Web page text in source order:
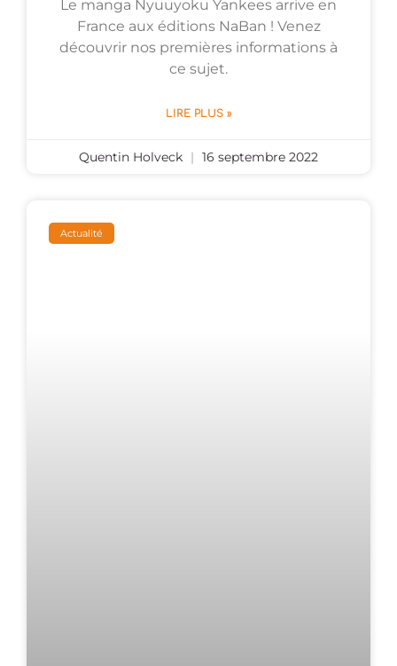
Le manga Nyuuyoku Yankees arrive en
France aux éditions NaBan ! Venez
découvrir nos premières informations à
ce sujet.
LIRE PLUS »
Quentin Holveck 16 septembre 2022
Actualité